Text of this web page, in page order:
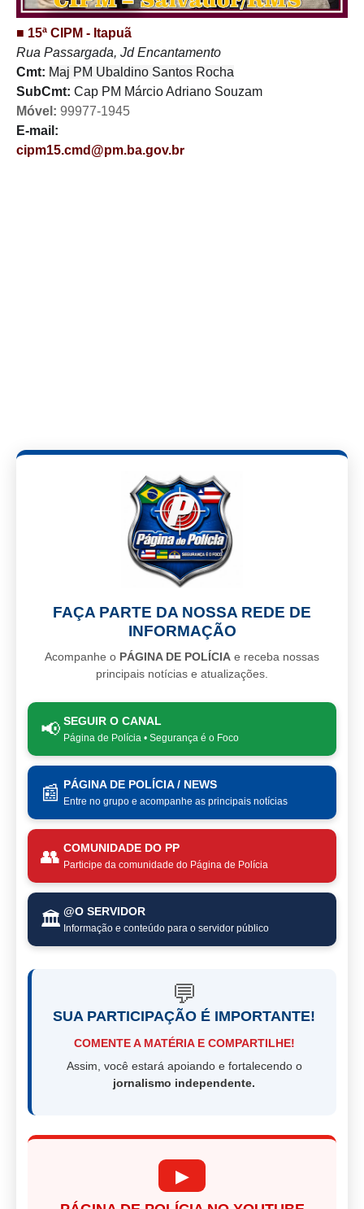
■ 15ª CIPM - Itapuã
Rua Passargada, Jd Encantamento
Cmt: Maj PM Ubaldino Santos Rocha
SubCmt: Cap PM Márcio Adriano Souzam
Móvel: 99977-1945
E-mail:
cipm15.cmd@pm.ba.gov.br
FAÇA PARTE DA NOSSA REDE DE
INFORMAÇÃO
Acompanhe o PÁGINA DE POLÍCIA e receba nossas
principais notícias e atualizações.
📢 SEGUIR O CANAL
Página de Polícia • Segurança é o Foco
📰 PÁGINA DE POLÍCIA / NEWS
Entre no grupo e acompanhe as principais notícias
👥 COMUNIDADE DO PP
Participe da comunidade do Página de Polícia
🏛️ @O SERVIDOR
Informação e conteúdo para o servidor público
💬
SUA PARTICIPAÇÃO É IMPORTANTE!
COMENTE A MATÉRIA E COMPARTILHE!
Assim, você estará apoiando e fortalecendo o
jornalismo independente.
▶